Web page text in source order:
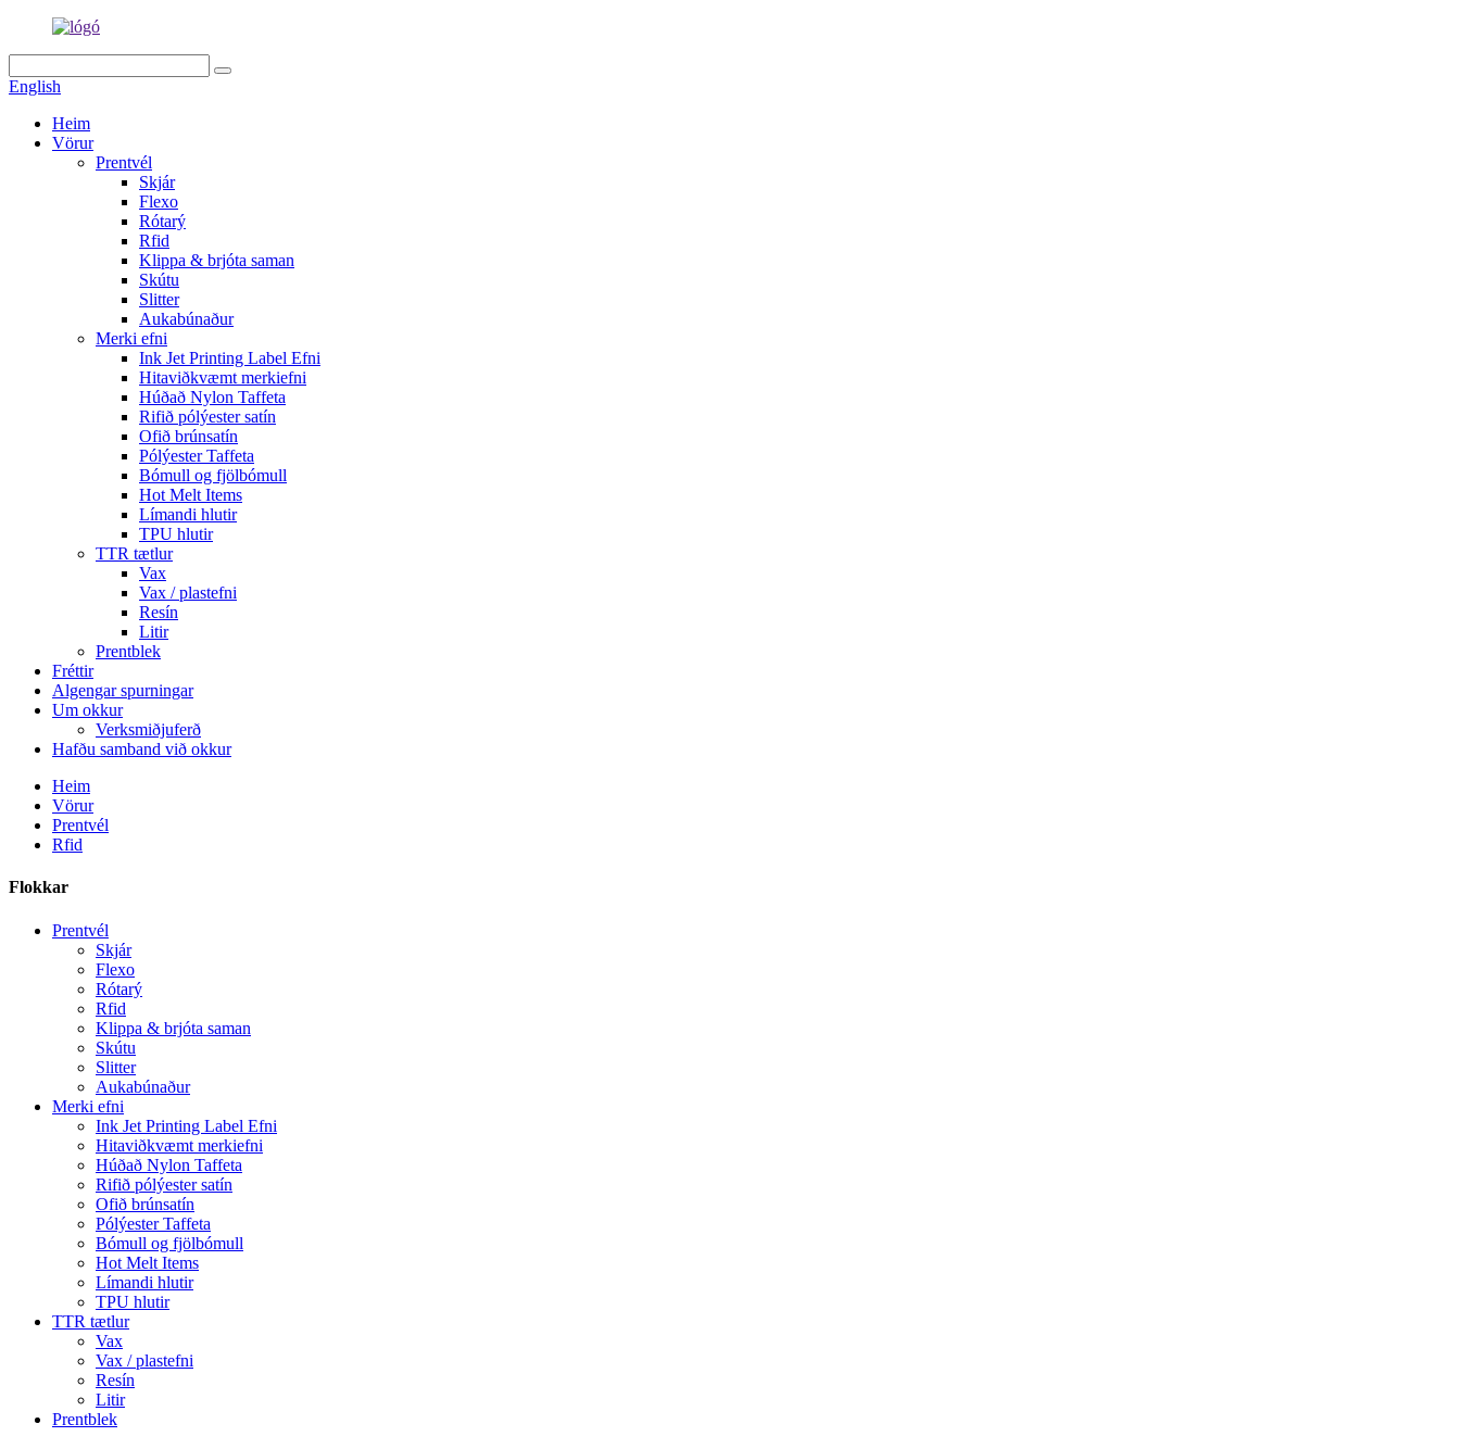
English
Heim
Vörur
Prentvél
Skjár
Flexo
Rótarý
Rfid
Klippa & brjóta saman
Skútu
Slitter
Aukabúnaður
Merki efni
Ink Jet Printing Label Efni
Hitaviðkvæmt merkiefni
Húðað Nylon Taffeta
Rifið pólýester satín
Ofið brúnsatín
Pólýester Taffeta
Bómull og fjölbómull
Hot Melt Items
Límandi hlutir
TPU hlutir
TTR tætlur
Vax
Vax / plastefni
Resín
Litir
Prentblek
Fréttir
Algengar spurningar
Um okkur
Verksmiðjuferð
Hafðu samband við okkur
Heim
Vörur
Prentvél
Rfid
Flokkar
Prentvél
Skjár
Flexo
Rótarý
Rfid
Klippa & brjóta saman
Skútu
Slitter
Aukabúnaður
Merki efni
Ink Jet Printing Label Efni
Hitaviðkvæmt merkiefni
Húðað Nylon Taffeta
Rifið pólýester satín
Ofið brúnsatín
Pólýester Taffeta
Bómull og fjölbómull
Hot Melt Items
Límandi hlutir
TPU hlutir
TTR tætlur
Vax
Vax / plastefni
Resín
Litir
Prentblek